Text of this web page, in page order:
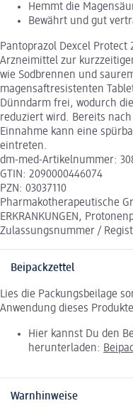
Hemmt die
Bewährt und gut
Pantoprazol Dexcel Protect
Arzneimittel zur
wie Sodbrennen und
magensaftresistenten
Dünndarm frei, wodurch
reduziert wird. Bereits
Einnahme kann eine
eintreten.
dm-med-Artikelnummer:
GTIN: 2090000446074
PZN: 03037110
Pharmakotherapeutische
ERKRANKUNGEN,
Zulassungsnummer /
Beipackzettel
Lies die Packungsbeilage
Anwendung dieses
Hier kannst Du den
herunterladen:
Warnhinweise